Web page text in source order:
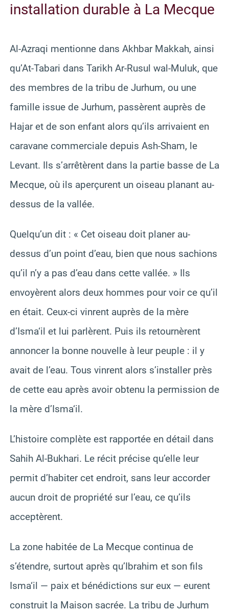
installation durable à La Mecque
Al-Azraqi mentionne dans Akhbar Makkah, ainsi
qu’At-Tabari dans Tarikh Ar-Rusul wal-Muluk, que
des membres de la tribu de Jurhum, ou une
famille issue de Jurhum, passèrent auprès de
Hajar et de son enfant alors qu’ils arrivaient en
caravane commerciale depuis Ash-Sham, le
Levant. Ils s’arrêtèrent dans la partie basse de La
Mecque, où ils aperçurent un oiseau planant au-
dessus de la vallée.
Quelqu’un dit : « Cet oiseau doit planer au-
dessus d’un point d’eau, bien que nous sachions
qu’il n’y a pas d’eau dans cette vallée. » Ils
envoyèrent alors deux hommes pour voir ce qu’il
en était. Ceux-ci vinrent auprès de la mère
d’Isma‘il et lui parlèrent. Puis ils retournèrent
annoncer la bonne nouvelle à leur peuple : il y
avait de l’eau. Tous vinrent alors s’installer près
de cette eau après avoir obtenu la permission de
la mère d’Isma‘il.
L’histoire complète est rapportée en détail dans
Sahih Al-Bukhari. Le récit précise qu’elle leur
permit d’habiter cet endroit, sans leur accorder
aucun droit de propriété sur l’eau, ce qu’ils
acceptèrent.
La zone habitée de La Mecque continua de
s’étendre, surtout après qu’Ibrahim et son fils
Isma‘il — paix et bénédictions sur eux — eurent
construit la Maison sacrée. La tribu de Jurhum